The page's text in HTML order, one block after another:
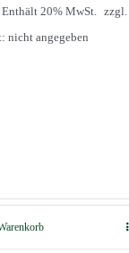
Enthält 20% MwSt. zzgl.
nicht angegeben